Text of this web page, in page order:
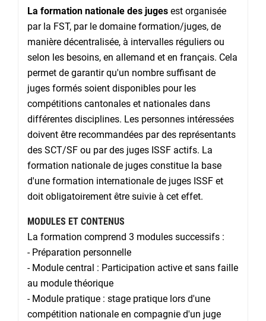
La formation nationale des juges est organisée
par la FST, par le domaine formation/juges, de
manière décentralisée, à intervalles réguliers ou
selon les besoins, en allemand et en français. Cela
permet de garantir qu'un nombre suffisant de
juges formés soient disponibles pour les
compétitions cantonales et nationales dans
différentes disciplines. Les personnes intéressées
doivent être recommandées par des représentants
des SCT/SF ou par des juges ISSF actifs. La
formation nationale de juges constitue la base
d'une formation internationale de juges ISSF et
doit obligatoirement être suivie à cet effet.
MODULES ET CONTENUS
La formation comprend 3 modules successifs :
- Préparation personnelle
- Module central : Participation active et sans faille
au module théorique
- Module pratique : stage pratique lors d'une
compétition nationale en compagnie d'un juge